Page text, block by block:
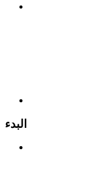
البدء